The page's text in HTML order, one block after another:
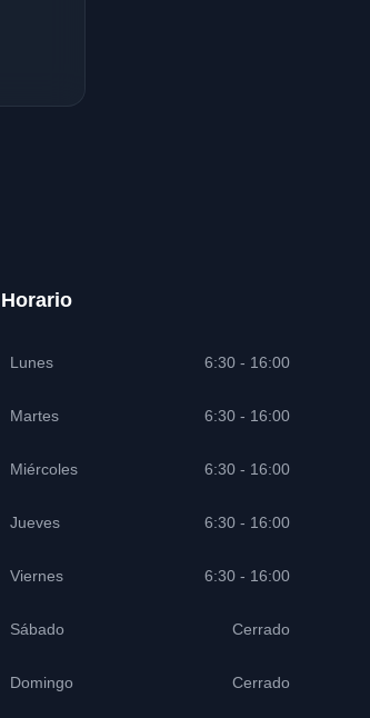
Horario
Lunes 6:30 - 16:00
Martes 6:30 - 16:00
Miércoles 6:30 - 16:00
Jueves 6:30 - 16:00
Viernes 6:30 - 16:00
Sábado Cerrado
Domingo Cerrado